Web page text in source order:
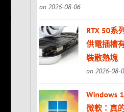
on 2026-08-06
RTX 50系
供電插槽
裝散熱塊
on 2026-08-
Windows
微軟：真